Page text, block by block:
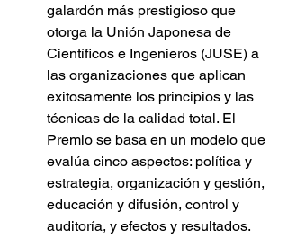
galardón más prestigioso que
otorga la Unión Japonesa de
Científicos e Ingenieros (JUSE) a
las organizaciones que aplican
exitosamente los principios y las
técnicas de la calidad total. El
Premio se basa en un modelo que
evalúa cinco aspectos: política y
estrategia, organización y gestión,
educación y difusión, control y
auditoría, y efectos y resultados.